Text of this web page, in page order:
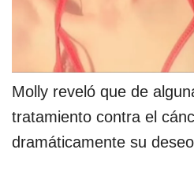
Molly reveló que de
tratamiento contra el
dramáticamente su